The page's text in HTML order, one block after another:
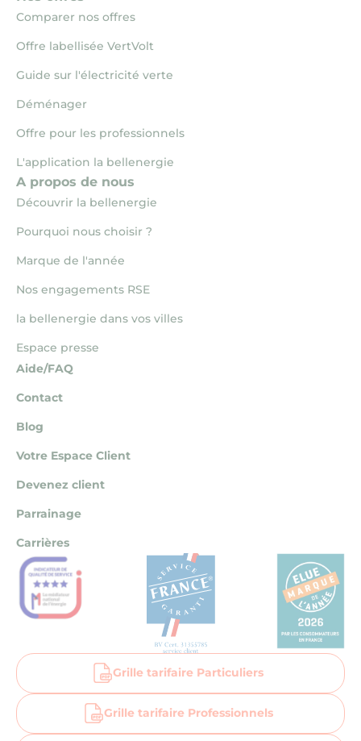
Comparer nos offres
Offre labellisée VertVolt
Guide sur l'électricité verte
Déménager
Offre pour les professionnels
L'application la bellenergie
A propos de nous
Découvrir la bellenergie
Pourquoi nous choisir ?
Marque de l'année
Nos engagements RSE
la bellenergie dans vos villes
Espace presse
Aide/FAQ
Contact
Blog
Votre Espace Client
Devenez client
Parrainage
Carrières
Grille tarifaire Particuliers
Grille tarifaire Professionnels